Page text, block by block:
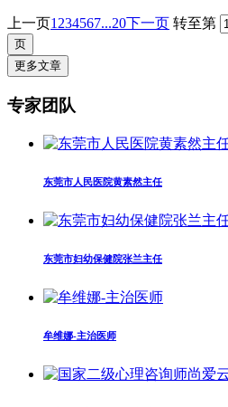
上一页1 234567...20下一页 转至第
更多文章
专家团队
东莞市人民医院黄素然主任
东莞市妇幼保健院张兰主任
牟维娜-主治医师